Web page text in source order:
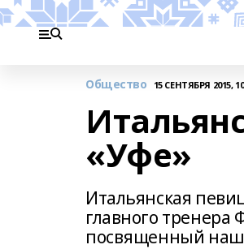
Общество 15 СЕНТЯБРЯ 2015,
«Уфе»
Итальянская
главного
посвященный